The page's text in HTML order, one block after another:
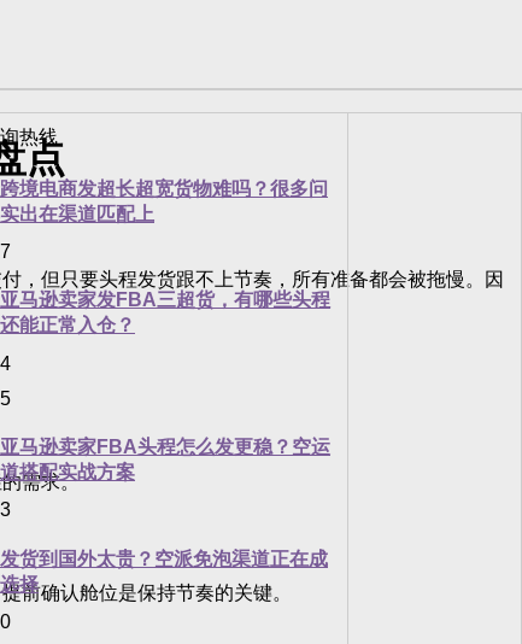
境电商发超长超宽货物难吗？很多问
出在渠道匹配上
马逊卖家发FBA三超货，有哪些头程
能正常入仓？
马逊卖家FBA头程怎么发更稳？空运
搭配实战方案
货到国外太贵？空派免泡渠道正在成
择
点
但只要头程发货跟不上节奏，所有准备都会被拖慢。因
需求。
确认舱位是保持节奏的关键。